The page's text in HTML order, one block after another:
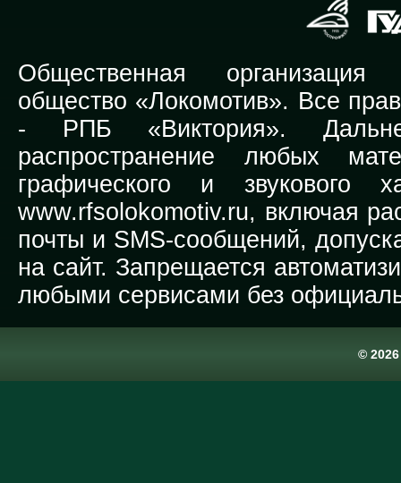
Общественная организация
общество «Локомотив». Все
- РПБ «Виктория».
распространение любых
графического и звукового
www.rfsolokomotiv.ru, включая
почты и SMS-сообщений,
на сайт. Запрещается
любыми сервисами без
©